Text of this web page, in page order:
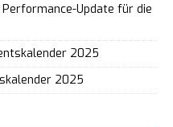
Update für die
2025
2025